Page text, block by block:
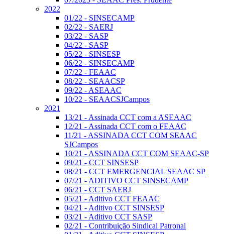
2022
01/22 - SINSECAMP
02/22 - SAERJ
03/22 - SASP
04/22 - SASP
05/22 - SINSESP
06/22 - SINSECAMP
07/22 - FEAAC
08/22 - SEAACSP
09/22 - ASEAAC
10/22 - SEAACSJCampos
2021
13/21 - Assinada CCT com a ASEAAC
12/21 - Assinada CCT com o FEAAC
11/21 - ASSINADA CCT COM SEAAC
SJCampos
10/21 - ASSINADA CCT COM SEAAC-SP
09/21 - CCT SINSESP
08/21 - CCT EMERGENCIAL SEAAC SP
07/21 - ADITIVO CCT SINSECAMP
06/21 - CCT SAERJ
05/21 - Aditivo CCT FEAAC
04/21 - Aditivo CCT SINSESP
03/21 - Aditivo CCT SASP
02/21 - Contribuição Sindical Patronal